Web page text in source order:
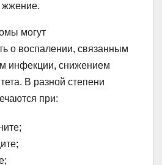
жжение.
могут
о воспалении, связанным
инфекции, снижением
В разной степени
при: